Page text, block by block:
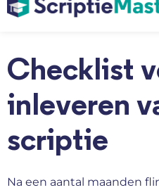
Checklist
inleveren
scriptie
Na een aantal maanden